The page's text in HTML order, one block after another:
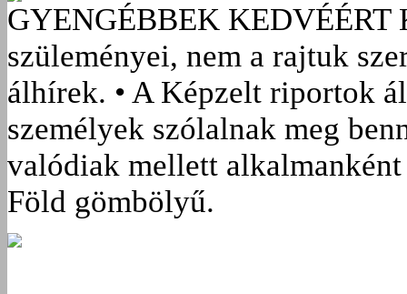
GYENGÉBBEK KEDVÉÉRT
szüleményei, nem a rajtuk
álhírek. • A Képzelt riportok
személyek szólalnak meg
valódiak mellett
Föld gömbölyű.